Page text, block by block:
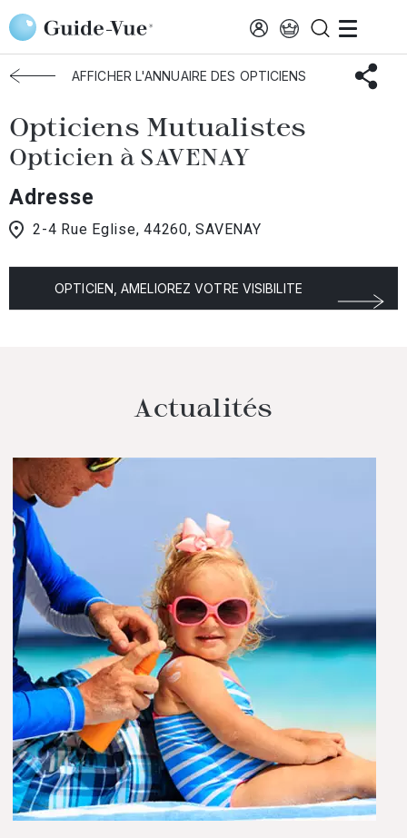
Aller au contenu principal
Accueil Choisir mon opticien Opticiens Mutualistes
AFFICHER L'ANNUAIRE DES OPTICIENS
Opticiens Mutualistes
Opticien à SAVENAY
Adresse
2-4 Rue Eglise, 44260, SAVENAY
OPTICIEN, AMELIOREZ VOTRE VISIBILITE
Actualités